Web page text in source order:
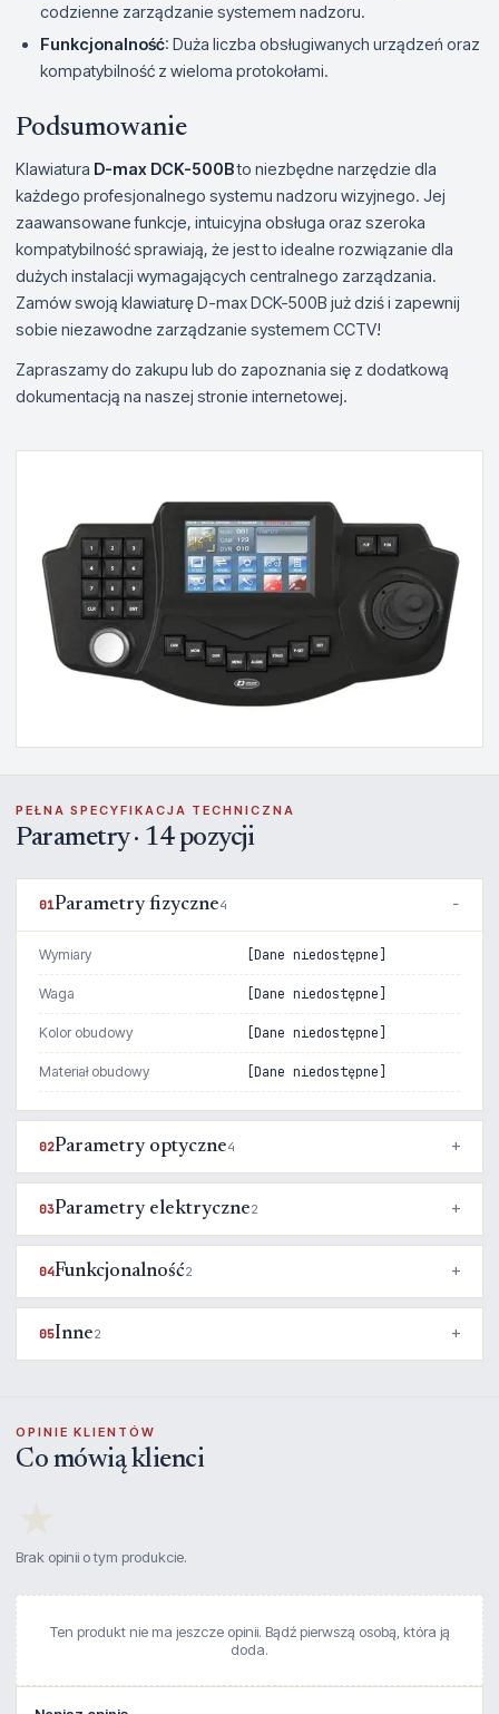
codzienne zarządzanie systemem nadzoru.
Funkcjonalność: Duża liczba obsługiwanych urządzeń oraz
kompatybilność z wieloma protokołami.
Podsumowanie
Klawiatura D-max DCK-500Bto niezbędne narzędzie dla
każdego profesjonalnego systemu nadzoru wizyjnego. Jej
zaawansowane funkcje, intuicyjna obsługa oraz szeroka
kompatybilność sprawiają, że jest to idealne rozwiązanie dla
dużych instalacji wymagających centralnego zarządzania.
Zamów swoją klawiaturę D-max DCK-500B już dziś i zapewnij
sobie niezawodne zarządzanie systemem CCTV!
Zapraszamy do zakupu lub do zapoznania się z dodatkową
dokumentacją na naszej stronie internetowej.
PEŁNA SPECYFIKACJA TECHNICZNA
Parametry · 14 pozycji
01Parametry fizyczne4
Wymiary [Dane niedostępne]
Waga [Dane niedostępne]
Kolor obudowy [Dane niedostępne]
Materiał obudowy [Dane niedostępne]
02Parametry optyczne4
03Parametry elektryczne2
04Funkcjonalność2
05Inne2
OPINIE KLIENTÓW
Co mówią klienci
Brak opinii o tym produkcie.
Ten produkt nie ma jeszcze opinii. Bądź pierwszą osobą, która ją
doda.